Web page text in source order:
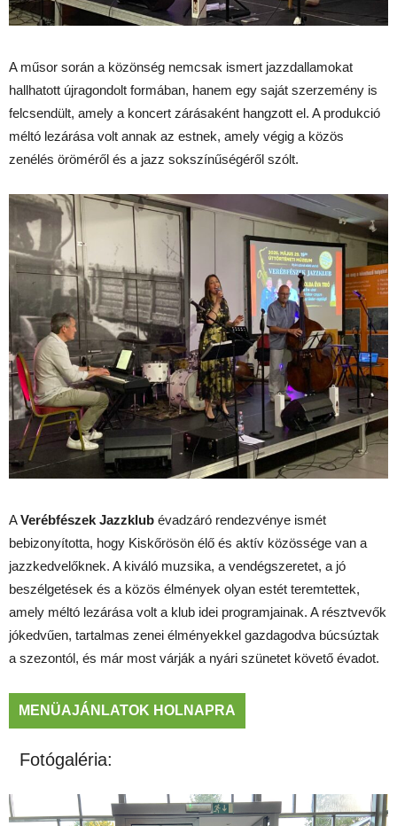
A műsor során a közönség nemcsak ismert jazzdallamokat
hallhatott újragondolt formában, hanem egy saját szerzemény is
felcsendült, amely a koncert zárásaként hangzott el. A produkció
méltó lezárása volt annak az estnek, amely végig a közös
zenélés öröméről és a jazz sokszínűségéről szólt.
AVerébfészek Jazzklub évadzáró rendezvénye ismét
bebizonyította, hogy Kiskőrösön élő és aktív közössége van a
jazzkedvelőknek. A kiváló muzsika, a vendégszeretet, a jó
beszélgetések és a közös élmények olyan estét teremtettek,
amely méltó lezárása volt a klub idei programjainak. A résztvevők
jókedvűen, tartalmas zenei élményekkel gazdagodva búcsúztak
a szezontól, és már most várják a nyári szünetet követő évadot.
MENÜAJÁNLATOK HOLNAPRA
Fotógaléria: